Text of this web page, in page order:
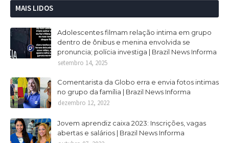
MAIS LIDOS
Adolescentes filmam relação intima em grupo
dentro de ônibus e menina envolvida se
pronuncia; polícia investiga | Brazil News Informa
setembro 14, 2025
Comentarista da Globo erra e envia fotos intimas
no grupo da família | Brazil News Informa
dezembro 12, 2022
Jovem aprendiz caixa 2023: Inscrições, vagas
abertas e salários | Brazil News Informa